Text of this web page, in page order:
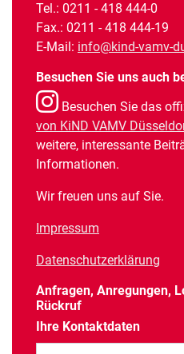
Tel.: 0211 - 418 444-0
Fax.: 0211 - 418 444-19
E-Mail: info@kind-vamv-
Besuchen Sie uns auch
Besuchen Sie das
von KiND VAMV
weitere, interessante
Informationen.
Wir freuen uns auf Sie.
Impressum
Datenschutzerklärung
Anfragen, Anregungen,
Rückruf
Ihre Kontaktdaten